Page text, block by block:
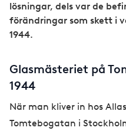
lösningar, dels var de
förändringar som skett i
1944.
Glasmästeriet på
1944
När man kliver in hos
Tomtebogatan i